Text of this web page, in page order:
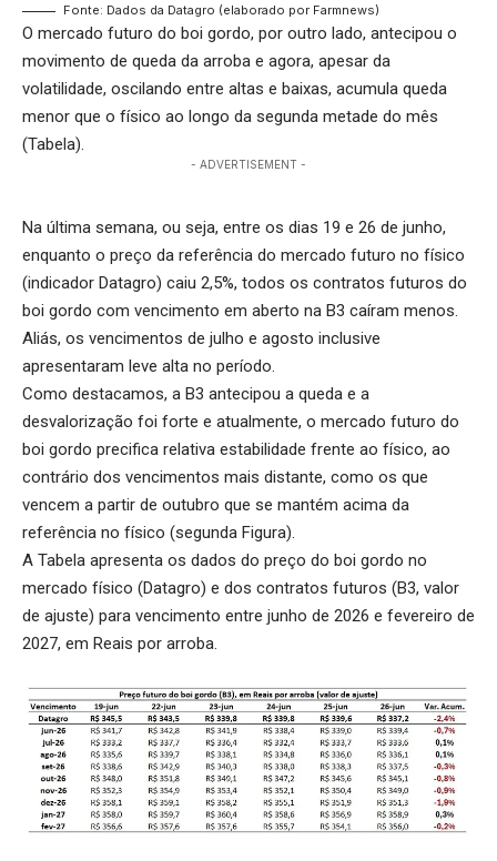
Fonte: Dados da Datagro (elaborado por Farmnews)
O mercado futuro do boi gordo, por outro lado, antecipou o
movimento de queda da arroba e agora, apesar da
volatilidade, oscilando entre altas e baixas, acumula queda
menor que o físico ao longo da segunda metade do mês
(Tabela).
- ADVERTISEMENT -
Na última semana, ou seja, entre os dias 19 e 26 de junho,
enquanto o preço da referência do mercado futuro no físico
(indicador Datagro) caiu 2,5%, todos os contratos futuros do
boi gordo com vencimento em aberto na B3 caíram menos.
Aliás, os vencimentos de julho e agosto inclusive
apresentaram leve alta no período.
Como destacamos, a B3 antecipou a queda e a
desvalorização foi forte e atualmente, o mercado futuro do
boi gordo precifica relativa estabilidade frente ao físico, ao
contrário dos vencimentos mais distante, como os que
vencem a partir de outubro que se mantém acima da
referência no físico (segunda Figura).
A Tabela apresenta os dados do preço do boi gordo no
mercado físico (Datagro) e dos contratos futuros (B3, valor
de ajuste) para vencimento entre junho de 2026 e fevereiro de
2027, em Reais por arroba.